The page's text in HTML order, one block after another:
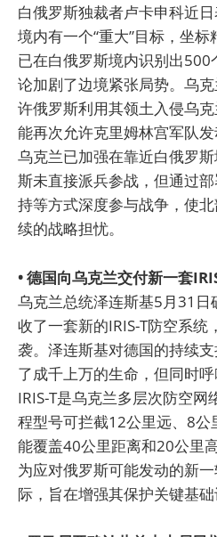
白俄罗斯独裁者卢卡申科近
境内有一个“重大”目标，坐
已在白俄罗斯境内识别出
论加剧了边境紧张局势。乌
许俄罗斯利用其领土入侵乌
能再次允许克里姆林宫军队
乌克兰已加强在靠近白俄罗
斯未直接派兵参战，但通过
持等方式深度参与战争，使
续的战略担忧。
• 德国向乌克兰交付新一套
乌克兰总统泽连斯基5月31
收了一套新的IRIS-T防空系
袭。泽连斯基对德国的持续
了成千上万的生命，但同时呼
IRIS-T是乌克兰多层次防空
程型号可拦截12公里远、8公
能覆盖40公里距离和20公里
为应对俄罗斯可能发动的新
际，旨在增强其保护关键基础